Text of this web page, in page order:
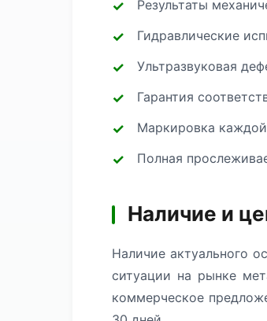
Результаты
Гидравлические
Ультразвуковая
Гарантия
Маркировка
Полная
Наличие и
Наличие актуального
ситуации на рынке
коммерческое